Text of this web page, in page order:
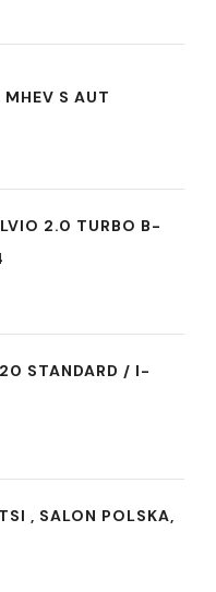
S AUT
2.0 TURBO B-
STANDARD / I-
, SALON POLSKA,